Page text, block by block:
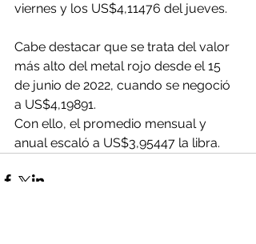
viernes y los US$4,11476 del jueves.
Cabe destacar que se trata del valor
más alto del metal rojo desde el 15
de junio de 2022, cuando se negoció
a US$4,19891.
Con ello, el promedio mensual y
anual escaló a US$3,95447 la libra.